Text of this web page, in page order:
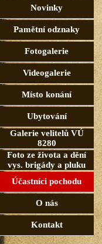
Novinky
Pamětní odznaky
Fotogalerie
Videogalerie
Místo konání
Ubytování
Galerie velitelů VÚ
8280
Foto ze života a dění
vys. brigády a pluku
Účastníci pochodu
O nás
Kontakt